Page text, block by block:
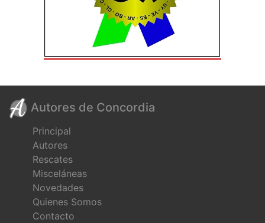
Autores de Concordia
Principal
Autores
Rescates
Misceláneas
Novedades
Quienes Somos
Contacto